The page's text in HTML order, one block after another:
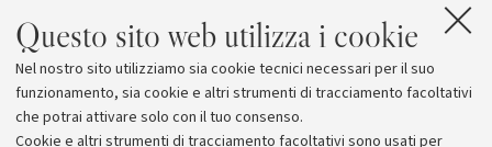
Questo sito web utilizza i cookie
Nel nostro sito utilizziamo sia cookie tecnici necessari per il suo
funzionamento, sia cookie e altri strumenti di tracciamento facoltativi
che potrai attivare solo con il tuo consenso.
Cookie e altri strumenti di tracciamento facoltativi sono usati per
all’ideazione di macchine biologiche di una qualche
utilità per l’uomo, con applicazioni in svariati campi, tra
cui: food, energy, environment, health, medicine e
nano-manufacturing.